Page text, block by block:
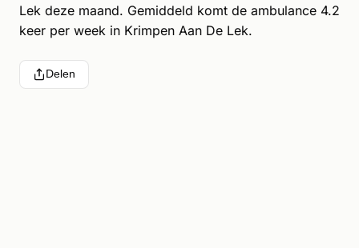
Lek deze maand. Gemiddeld komt de ambulance 4.2
keer per week in Krimpen Aan De Lek.
Delen